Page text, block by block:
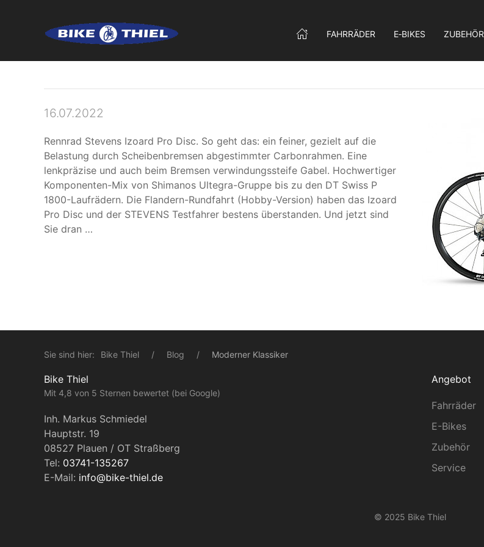
FAHRRÄDER E‑BIKES ZUBEHÖR
16.07.2022
Rennrad Stevens Izoard Pro Disc. So geht das: ein feiner, gezielt auf die
Belastung durch Scheibenbremsen abgestimmter Carbonrahmen. Eine
lenkpräzise und auch beim Bremsen verwindungssteife Gabel. Hochwertiger
Komponenten-Mix von Shimanos Ultegra-Gruppe bis zu den DT Swiss P
1800-Laufrädern. Die Flandern-Rundfahrt (Hobby-Version) haben das Izoard
Pro Disc und der STEVENS Testfahrer bestens überstanden. Und jetzt sind
Sie dran …
Sie sind hier: Bike Thiel Blog Moderner Klassiker
Bike Thiel
Mit 4,8 von 5 Sternen bewertet (bei Google)
Inh. Markus Schmiedel
Hauptstr. 19
08527 Plauen / OT Straßberg
Tel: 03741-135267
E-Mail: info@bike-thiel.de
Angebot
Fahrräder
E-Bikes
Zubehör
Service
© 2025 Bike Thiel